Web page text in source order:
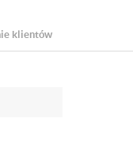
klientów